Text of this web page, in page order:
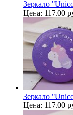
Зеркало
Цена: 117.00
Зеркало
Цена: 117.00